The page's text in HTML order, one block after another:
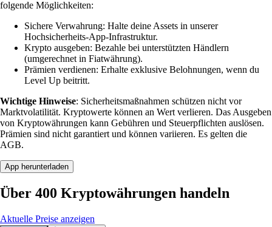
folgende Möglichkeiten:
Sichere Verwahrung: Halte deine Assets in unserer
Hochsicherheits-App-Infrastruktur.
Krypto ausgeben: Bezahle bei unterstützten Händlern
(umgerechnet in Fiatwährung).
Prämien verdienen: Erhalte exklusive Belohnungen, wenn du
Level Up beitritt.
Wichtige Hinweise: Sicherheitsmaßnahmen schützen nicht vor
Marktvolatilität. Kryptowerte können an Wert verlieren. Das Ausgeben
von Kryptowährungen kann Gebühren und Steuerpflichten auslösen.
Prämien sind nicht garantiert und können variieren. Es gelten die
AGB.
App herunterladen
Über 400 Kryptowährungen handeln
Aktuelle Preise anzeigen